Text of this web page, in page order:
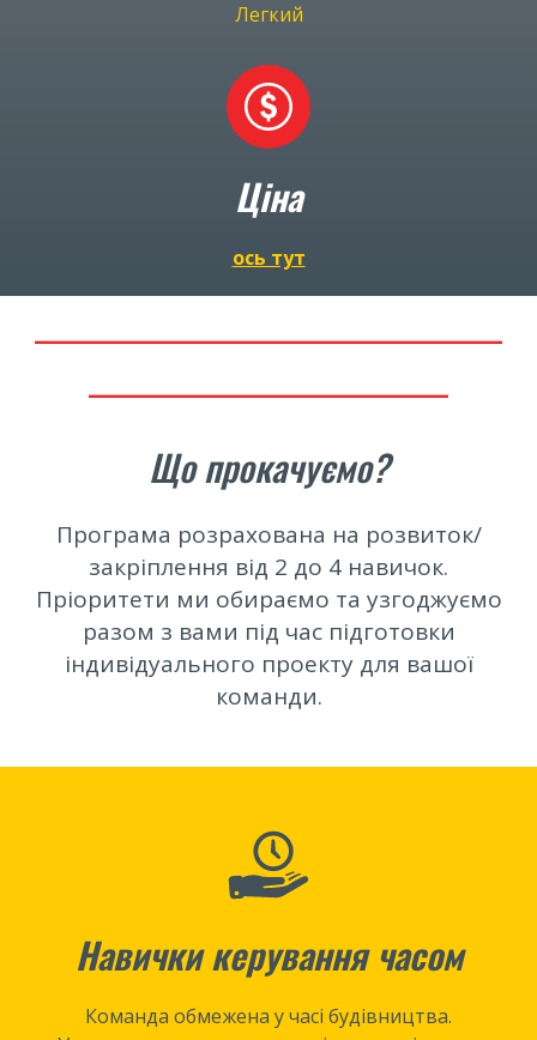
Легкий
Ціна
ось тут
Що прокачуємо?
Програма розрахована на розвиток/
закріплення від 2 до 4 навичок.
Пріоритети ми обираємо та узгоджуємо
разом з вами під час підготовки
індивідуального проекту для вашої
команди.
Навички керування часом
Команда обмежена у часі будівництва.